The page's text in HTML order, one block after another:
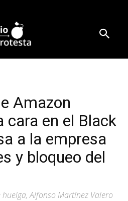
Amazon
cara en el Black
a la empresa
y bloqueo del
Alfonso Martínez Valero